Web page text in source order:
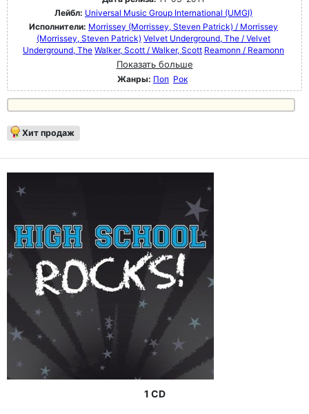
Лейбл: Universal Music Group International (UMGI)
Исполнители: Morrissey (Morrissey, Steven Patrick) / Morrissey
(Morrissey, Steven Patrick) Velvet Underground, The / Velvet
Underground, The Walker, Scott / Walker, Scott Reamonn / Reamonn
Показать больше
Жанры: Поп Рок
Хит продаж
1 CD